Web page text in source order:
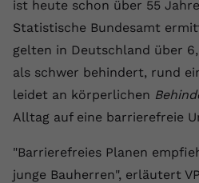
ist heute schon über 55
Statistische Bundesamt
gelten in Deutschland über
als schwer behindert, rund
leidet an körperlichen
Alltag auf eine barrierefreie
"Barrierefreies Planen
junge Bauherren", erläutert
Laufzeit 1 Jahr
Zweck
Dieser Wert
Einstellungen.
zufällig
historische
Webseiten-
Zweck
Informationen
Website zu
Name _gcl au
Laufzeit 90 Tage
Conversion-
Website
Cookie-
Externe Inhalte
Wir verwenden auf unserer
Name vuid
Anbieter vimeo.com
Cookie-